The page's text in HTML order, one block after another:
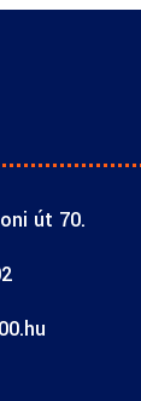
út 70.